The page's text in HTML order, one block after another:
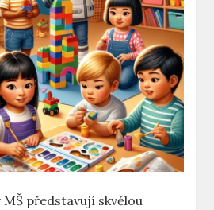
představují skvělou